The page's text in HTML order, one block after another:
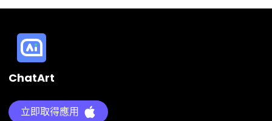
ChatArt
立即取得應用